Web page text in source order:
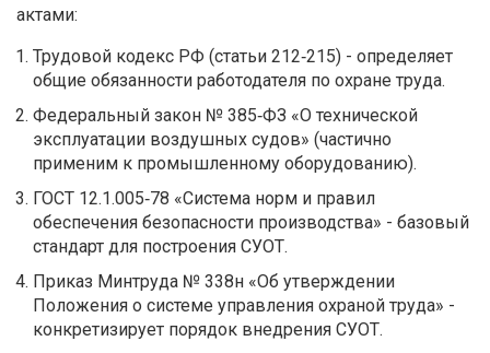
актами:
Трудовой кодекс РФ (статьи 212‑215) - определяет
общие обязанности работодателя по охране труда.
Федеральный закон № 385‑ФЗ «О технической
эксплуатации воздушных судов» (частично
применим к промышленному оборудованию).
ГОСТ 12.1.005‑78 «Система норм и правил
обеспечения безопасности производства» - базовый
стандарт для построения СУОТ.
Приказ Минтруда № 338н «Об утверждении
Положения о системе управления охраной труда» -
конкретизирует порядок внедрения СУОТ.